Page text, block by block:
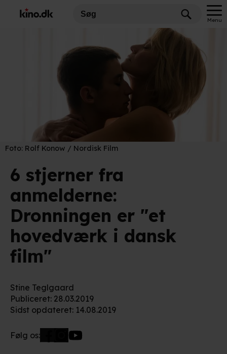
Menu
Foto: Rolf Konow / Nordisk Film
6 stjerner fra
anmelderne:
Dronningen er "et
hovedværk i dansk
film"
Stine Teglgaard
Publiceret: 28.03.2019
Sidst opdateret: 14.08.2019
Følg os: